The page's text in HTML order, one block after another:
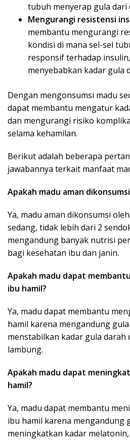
tubuh menyerap gula dari
Mengurangi resistensi
membantu mengurangi
kondisi di mana sel-sel
responsif terhadap
menyebabkan kadar gula
Dengan mengonsumsi madu
dapat membantu mengatur
dan mengurangi risiko
selama kehamilan.
Berikut adalah beberapa
jawabannya terkait manfaat
Apakah madu aman
Ya, madu aman dikonsumsi
sedang, tidak lebih dari 2
mengandung banyak nutrisi
bagi kesehatan ibu dan janin.
Apakah madu dapat
ibu hamil?
Ya, madu dapat membantu
hamil karena mengandung
menstabilkan kadar gula darah
lambung.
Apakah madu dapat
hamil?
Ya, madu dapat membantu
ibu hamil karena mengandung
meningkatkan kadar